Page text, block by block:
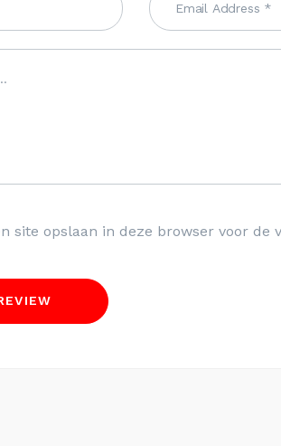
site opslaan in deze browser voor de